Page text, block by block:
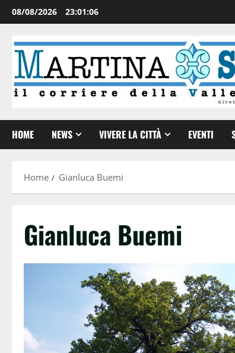
08/08/2026 23:01:07
HOME NEWS VIVERE LA CITTÀ EVENTI
Home Gianluca Buemi
Gianluca Buemi